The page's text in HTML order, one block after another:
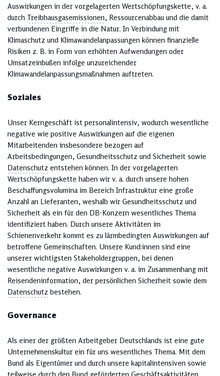
Auswirkungen in der vorgelagerten Wertschöpfungskette, v. a.
durch Treibhausgasemissionen, Ressourcenabbau und die damit
verbundenen Eingriffe in die Natur. In Verbindung mit
Klimaschutz und Klimawandelanpassungen können finanzielle
Risiken z. B. in Form von erhöhten Aufwendungen oder
Umsatzeinbußen infolge unzureichender
Klimawandelanpassungsmaßnahmen auftreten.
Soziales
Unser Kerngeschäft ist personalintensiv, wodurch wesentliche
negative wie positive Auswirkungen auf die eigenen
Mitarbeitenden insbesondere bezogen auf
Arbeitsbedingungen, Gesundheitsschutz und Sicherheit sowie
Datenschutz entstehen können. In der vorgelagerten
Wertschöpfungskette haben wir v. a. durch unsere hohen
Beschaffungsvolumina im Bereich Infrastruktur eine große
Anzahl an Lieferanten, weshalb wir Gesundheitsschutz und
Sicherheit als ein für den DB-Konzern wesentliches Thema
identifiziert haben. Durch unsere Aktivitäten im
Schienenverkehr kommt es zu lärmbedingten Auswirkungen auf
betroffene Gemeinschaften. Unsere Kund:innen sind eine
unserer wichtigsten Stakeholdergruppen, bei denen
wesentliche negative Auswirkungen v. a. im Zusammenhang mit
Reisendeninformation, der persönlichen Sicherheit sowie dem
Datenschutz bestehen.
Governance
Als einer der größten Arbeitgeber Deutschlands ist eine gute
Unternehmenskultur ein für uns wesentliches Thema. Mit dem
Bund als Eigentümer und durch unsere kapitalintensiven sowie